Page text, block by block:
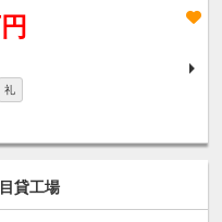
礼
貸工場